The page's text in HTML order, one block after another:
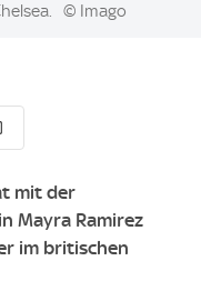
© Imago
mit der
Mayra Ramirez
im britischen